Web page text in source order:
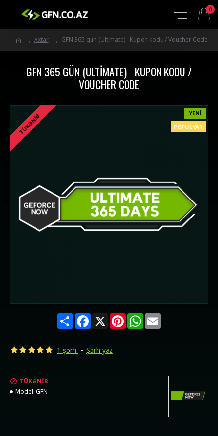
0
Axtar GFN 365 gün (Ultimate) - Kupon kodu / Voucher Code
GFN 365 GÜN (ULTIMATE) - KUPON KODU /
VOUCHER CODE
YENI
POPULYAR
TÜKƏNIB
ShareFacebook
X PinterestWhatsApp
Email
1 şərh. - Şərh yaz
TÜKƏNIB
Model: GFN